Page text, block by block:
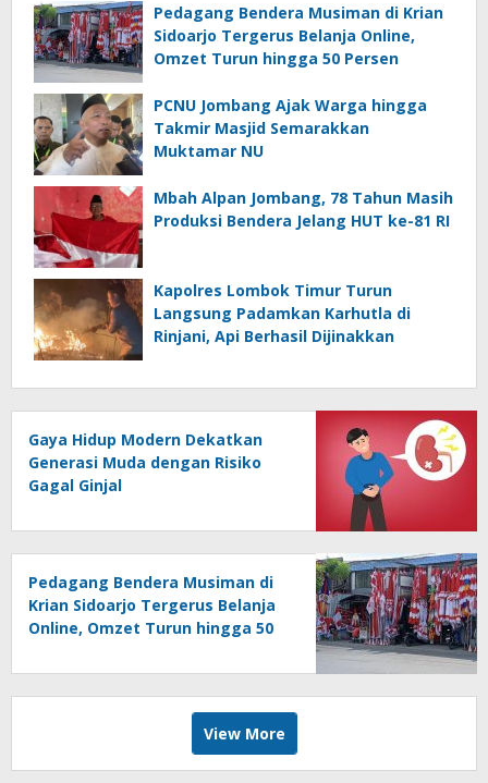
Pedagang Bendera Musiman di Krian
Sidoarjo Tergerus Belanja Online,
Omzet Turun hingga 50 Persen
PCNU Jombang Ajak Warga hingga
Takmir Masjid Semarakkan
Muktamar NU
Mbah Alpan Jombang, 78 Tahun Masih
Produksi Bendera Jelang HUT ke-81 RI
Kapolres Lombok Timur Turun
Langsung Padamkan Karhutla di
Rinjani, Api Berhasil Dijinakkan
Gaya Hidup Modern Dekatkan
Generasi Muda dengan Risiko
Gagal Ginjal
Pedagang Bendera Musiman di
Krian Sidoarjo Tergerus Belanja
Online, Omzet Turun hingga 50
View More